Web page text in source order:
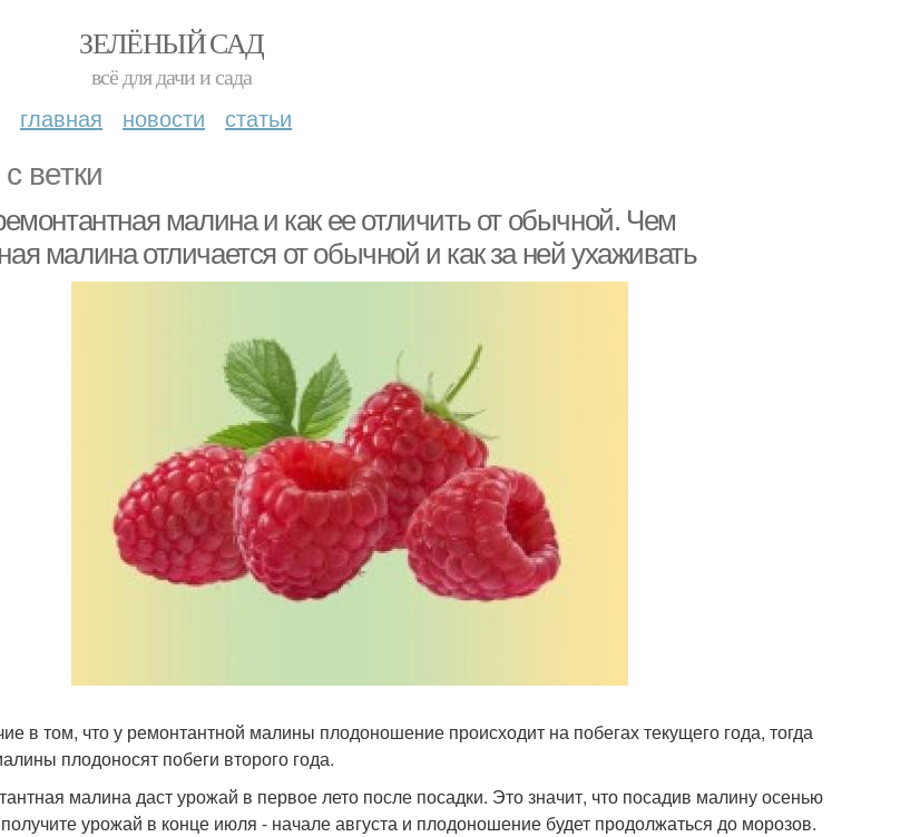
ЗЕЛЁНЫЙ САД
всё для дачи и сада
главная новости статьи
ветки
малина и как ее отличить от обычной. Чем
малина отличается от обычной и как за ней ухаживать
в том, что у ремонтантной малины плодоношение происходит на побегах текущего года, тогда
плодоносят побеги второго года.
малина даст урожай в первое лето после посадки. Это значит, что посадив малину осенью
урожай в конце июля - начале августа и плодоношение будет продолжаться до морозов.